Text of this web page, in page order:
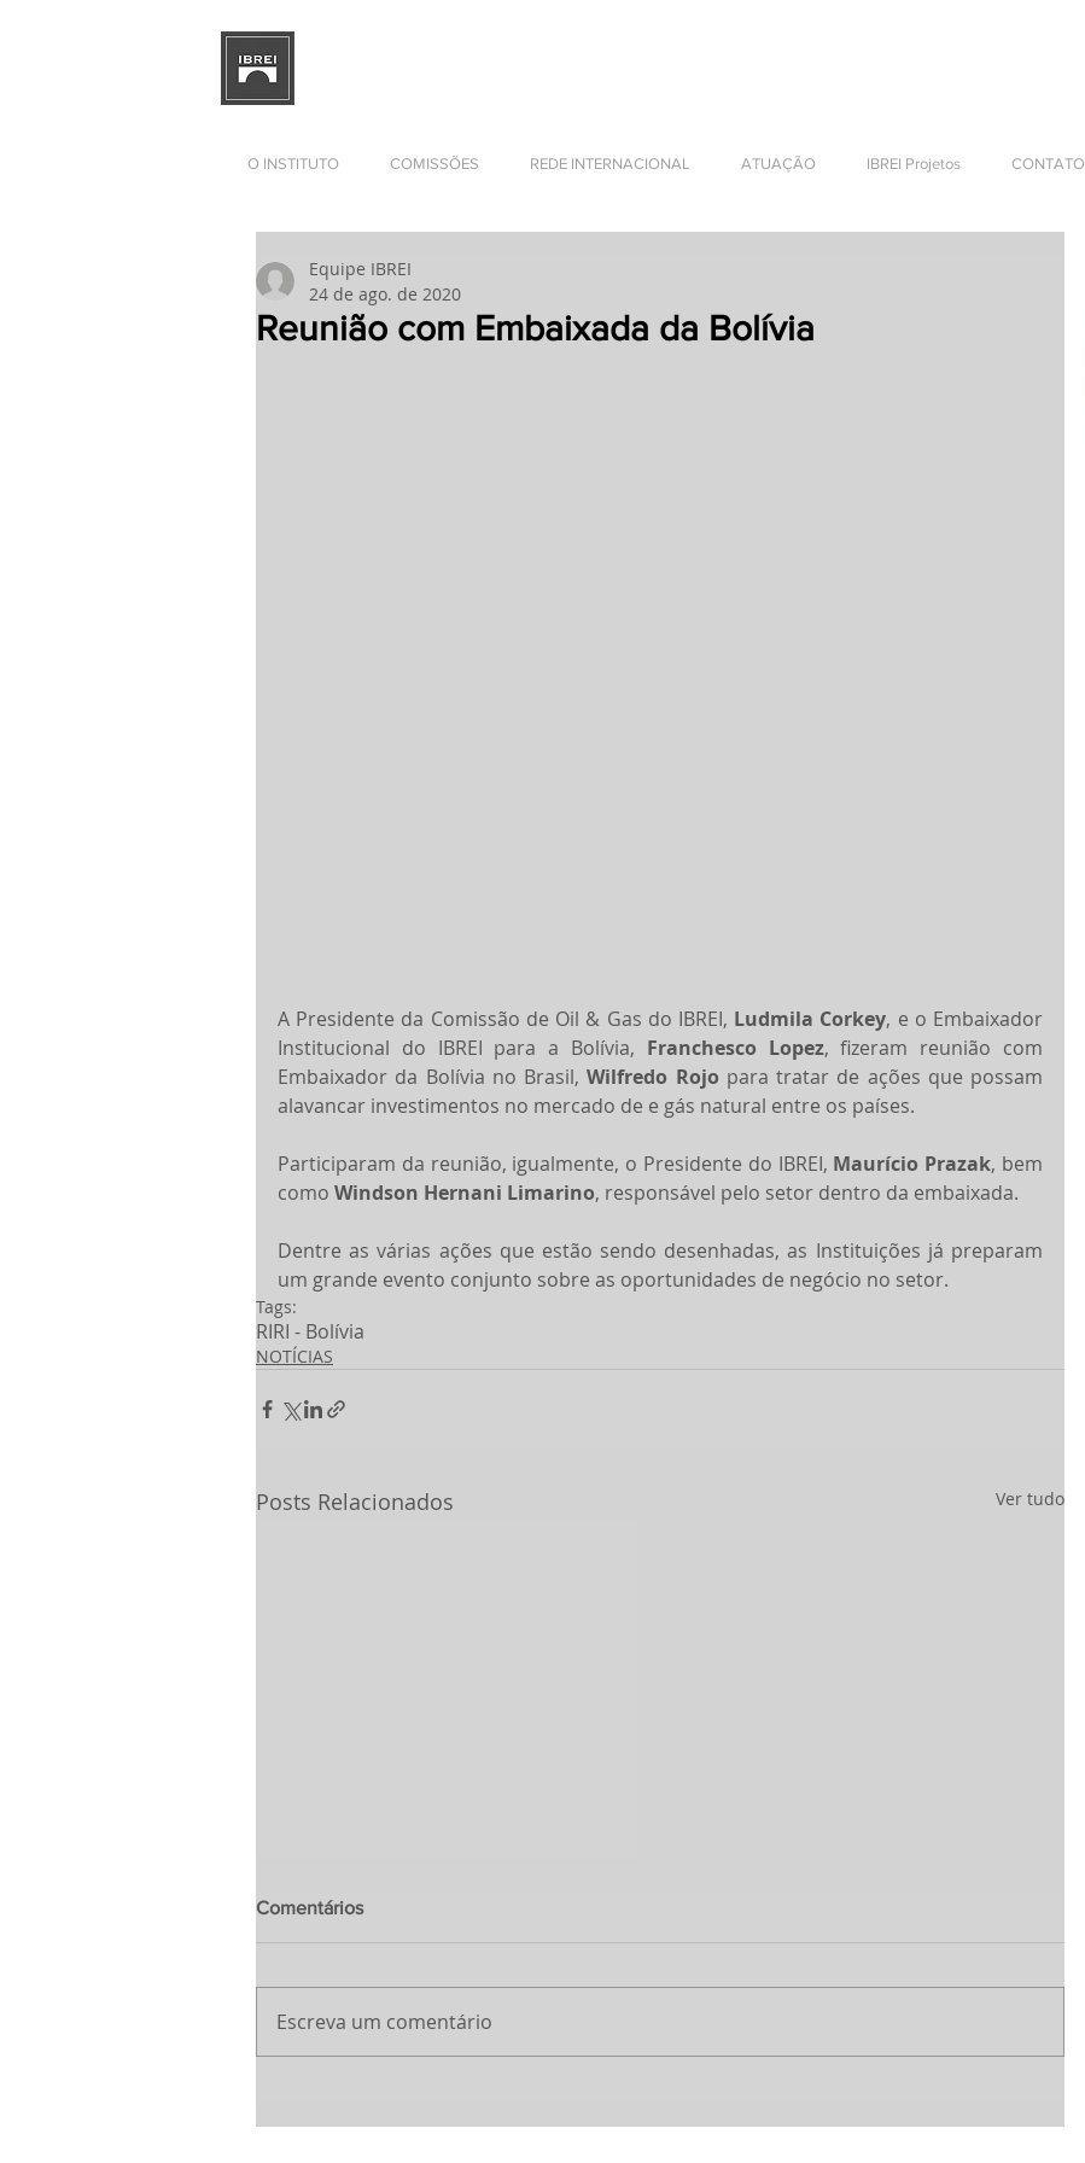
O INSTITUTO COMISSÕES REDE INTERNACIONAL ATUAÇÃO IBREI Projetos CONTATO
Reunião com Embaixada da Bolívia
Equipe IBREI
24 de ago. de 2020
A Presidente da Comissão de Oil & Gas do IBREI, Ludmila Corkey, e o Embaixador
Institucional do IBREI para a Bolívia, Franchesco Lopez, fizeram reunião com
Embaixador da Bolívia no Brasil, Wilfredo Rojo para tratar de ações que possam
alavancar investimentos no mercado de e gás natural entre os países.
Participaram da reunião, igualmente, o Presidente do IBREI, Maurício Prazak, bem
como Windson Hernani Limarino, responsável pelo setor dentro da embaixada.
Dentre as várias ações que estão sendo desenhadas, as Instituições já preparam
um grande evento conjunto sobre as oportunidades de negócio no setor.
Tags:
RIRI - Bolívia
NOTÍCIAS
Posts Relacionados Ver tudo
Comentários
Escreva um comentário